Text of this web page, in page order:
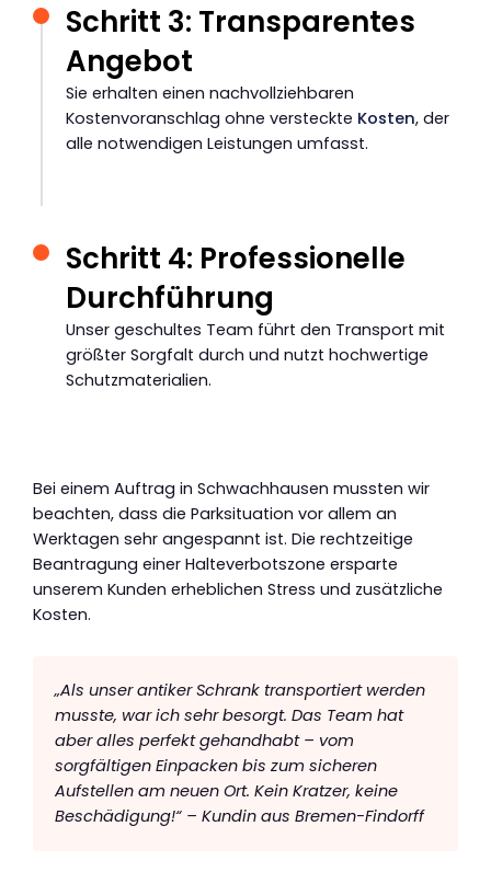
Schritt 3: Transparentes
Angebot
Sie erhalten einen nachvollziehbaren
Kostenvoranschlag ohne versteckte Kosten, der
alle notwendigen Leistungen umfasst.
Schritt 4: Professionelle
Durchführung
Unser geschultes Team führt den Transport mit
größter Sorgfalt durch und nutzt hochwertige
Schutzmaterialien.
Bei einem Auftrag in Schwachhausen mussten wir
beachten, dass die Parksituation vor allem an
Werktagen sehr angespannt ist. Die rechtzeitige
Beantragung einer Halteverbotszone ersparte
unserem Kunden erheblichen Stress und zusätzliche
Kosten.
„Als unser antiker Schrank transportiert werden
musste, war ich sehr besorgt. Das Team hat
aber alles perfekt gehandhabt – vom
sorgfältigen Einpacken bis zum sicheren
Aufstellen am neuen Ort. Kein Kratzer, keine
Beschädigung!“ – Kundin aus Bremen-Findorff